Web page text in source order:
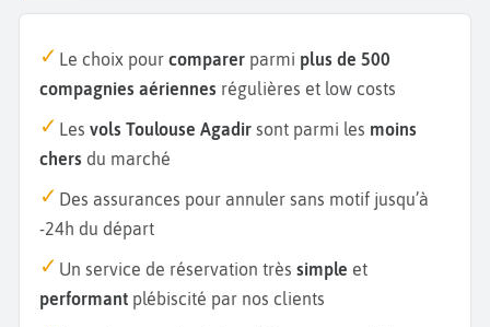
Le choix pour comparer parmi plus de 500
compagnies aériennes régulières et low costs
Les vols Toulouse Agadir sont parmi les moins
chers du marché
Des assurances pour annuler sans motif jusqu’à
-24h du départ
Un service de réservation très simple et
performant plébiscité par nos clients